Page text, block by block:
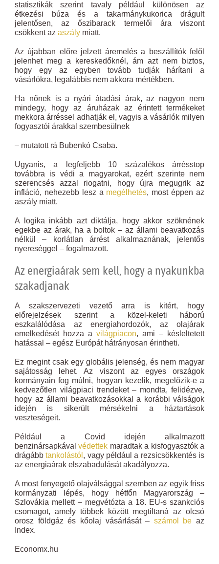
statisztikák szerint tavaly például különösen az
étkezési búza és a takarmánykukorica drágult
jelentősen, az őszibarack termelői ára viszont
csökkent az aszály miatt.
Az újabban előre jelzett áremelés a beszállítók felől
jelenhet meg a kereskedőknél, ám azt nem biztos,
hogy egy az egyben tovább tudják hárítani a
vásárlókra, legalábbis nem akkora mértékben.
Ha nőnek is a nyári átadási árak, az nagyon nem
mindegy, hogy az áruházak az érintett termékeket
mekkora árréssel adhatják el, vagyis a vásárlók milyen
fogyasztói árakkal szembesülnek
– mutatott rá Bubenkó Csaba.
Ugyanis, a legfeljebb 10 százalékos árrésstop
továbbra is védi a magyarokat, ezért szerinte nem
szerencsés azzal riogatni, hogy újra megugrik az
infláció, nehezebb lesz a megélhetés, most éppen az
aszály miatt.
A logika inkább azt diktálja, hogy akkor szöknének
egekbe az árak, ha a boltok – az állami beavatkozás
nélkül – korlátlan árrést alkalmaznának, jelentős
nyereséggel – fogalmazott.
Az energiaárak sem kell, hogy a nyakunkba
szakadjanak
A szakszervezeti vezető arra is kitért, hogy
előrejelzések szerint a közel-keleti háború
eszkalálódása az energiahordozók, az olajárak
emelkedését hozza a világpiacon, ami – késleltetett
hatással – egész Európát hátrányosan érintheti.
Ez megint csak egy globális jelenség, és nem magyar
sajátosság lehet. Az viszont az egyes országok
kormányain fog múlni, hogyan kezelik, megelőzik-e a
kedvezőtlen világpiaci trendeket – mondta, felidézve,
hogy az állami beavatkozásokkal a korábbi válságok
idején is sikerült mérsékelni a háztartások
veszteségeit.
Például a Covid idején alkalmazott
benzinársapkávalvédettek maradtak a kisfogyasztók a
drágábbtankolástól , vagy például a rezsicsökkentés is
az energiaárak elszabadulását akadályozza.
A most fenyegető olajválsággal szemben az egyik friss
kormányzati lépés, hogy hétfőn Magyarország –
Szlovákia mellett – megvétózta a 18. EU-s szankciós
csomagot, amely többek között megtiltaná az olcsó
orosz földgáz és kőolaj vásárlását – számol be az
Index.
Economx.hu